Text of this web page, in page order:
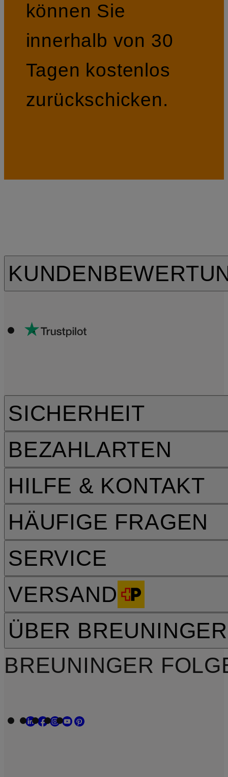
können Sie
innerhalb von 30
Tagen kostenlos
zurückschicken.
HILFE & KONTAKT
HÄUFIGE FRAGEN
SERVICE
VERSAND
SICHERHEIT
BEZAHLARTEN
ÜBER BREUNINGER
BREUNINGER